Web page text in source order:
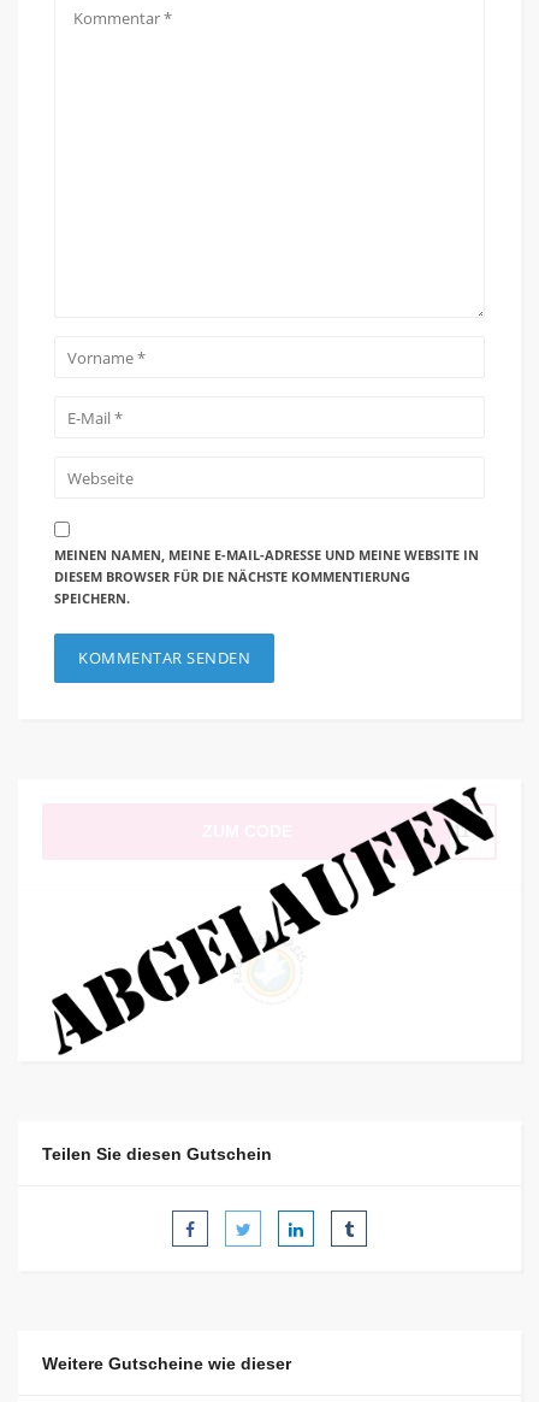
MEINEN NAMEN, MEINE E-MAIL-ADRESSE UND MEINE WEBSITE IN
DIESEM BROWSER FÜR DIE NÄCHSTE KOMMENTIERUNG
SPEICHERN.
ld11
Teilen Sie diesen Gutschein
Weitere Gutscheine wie dieser